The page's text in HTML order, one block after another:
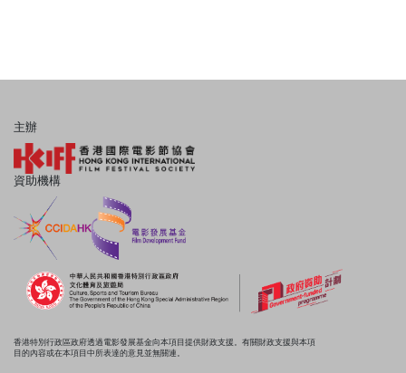
主辦
資助機構
香港特別行政區政府透過電影發展基金向本項目提供財政支援。有關財政支援與本項
目的內容或在本項目中所表達的意見並無關連。